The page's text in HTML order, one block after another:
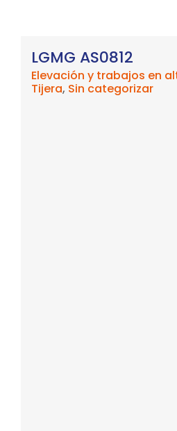
LGMG S0808E II
Elevación y trabajos en
Tijera